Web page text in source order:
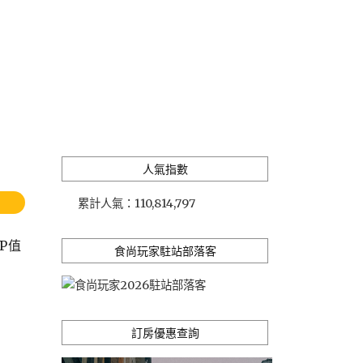
值
人氣指數
累計人氣： 110,814,797
食尚玩家駐站部落客
訂房優惠查詢